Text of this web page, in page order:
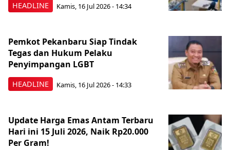
HEADLINE Kamis, 16 Jul 2026 - 14:34
HEADLINE
Pemkot Pekanbaru Siap Tindak
Tegas dan Hukum Pelaku
Penyimpangan LGBT
Kamis, 16 Jul 2026 - 14:33
Update Harga Emas Antam Terbaru
Hari ini 15 Juli 2026, Naik Rp20.000
Per Gram!